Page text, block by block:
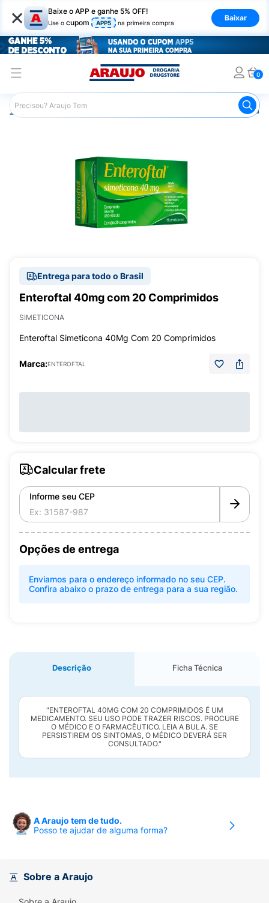
× Baixe o APP e ganhe 5% OFF!
Use o cupom APP5 na primeira compra
Baixar
0
Araujo Medicamentos Remédio para o Estômago e
Entrega para todo o Brasil
Enteroftal 40mg com 20 Comprimidos
SIMETICONA
Enteroftal Simeticona 40Mg Com 20 Comprimidos
Marca:ENTEROFTAL
Calcular frete
Informe seu CEP
Opções de entrega
Enviamos para o endereço informado no seu CEP.
Confira abaixo o prazo de entrega para a sua região.
Descrição Ficha Técnica
"ENTEROFTAL 40MG COM 20 COMPRIMIDOS É UM
MEDICAMENTO. SEU USO PODE TRAZER RISCOS. PROCURE
O MÉDICO E O FARMACÊUTICO. LEIA A BULA. SE
PERSISTIREM OS SINTOMAS, O MÉDICO DEVERÁ SER
CONSULTADO."
A Araujo tem de tudo.
Posso te ajudar de alguma forma?
Sobre a Araujo